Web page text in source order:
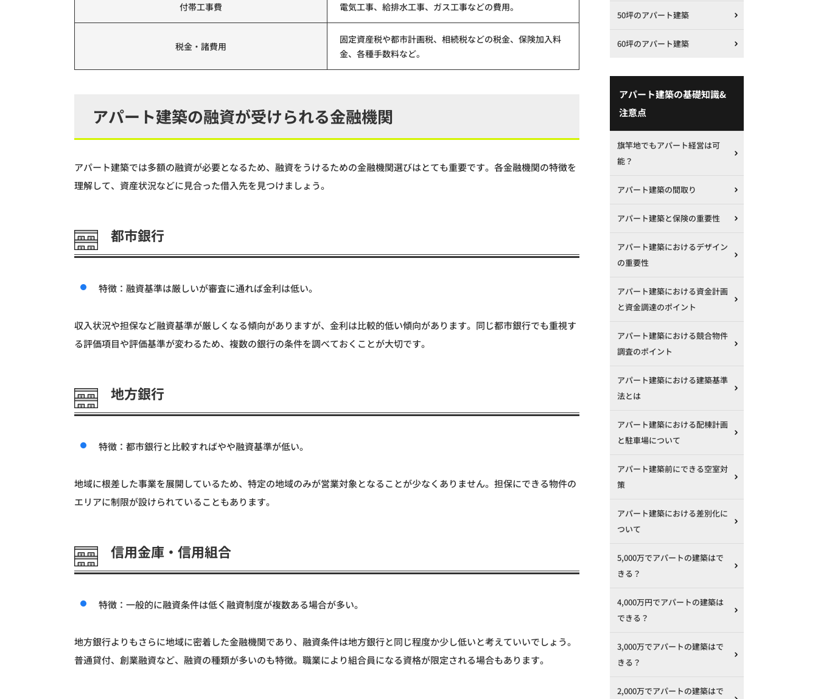
付帯工事費 電気工事、給排水工事、ガス工事などの費用。
税金・諸費用
固定資産税や都市計画税、相続税などの税金、保険加入料
金、各種手数料など。
アパート建築の融資が受けられる金融機関
アパート建築では多額の融資が必要となるため、融資をうけるための金融機関選びはとても重要です。各金融機関の特徴を
理解して、資産状況などに見合った借入先を見つけましょう。
都市銀行
特徴：融資基準は厳しいが審査に通れば金利は低い。
収入状況や担保など融資基準が厳しくなる傾向がありますが、金利は比較的低い傾向があります。同じ都市銀行でも重視す
る評価項目や評価基準が変わるため、複数の銀行の条件を調べておくことが大切です。
地方銀行
特徴：都市銀行と比較すればやや融資基準が低い。
地域に根差した事業を展開しているため、特定の地域のみが営業対象となることが少なくありません。担保にできる物件の
エリアに制限が設けられていることもあります。
信用金庫・信用組合
特徴：一般的に融資条件は低く融資制度が複数ある場合が多い。
地方銀行よりもさらに地域に密着した金融機関であり、融資条件は地方銀行と同じ程度か少し低いと考えていいでしょう。
普通貸付、創業融資など、融資の種類が多いのも特徴。職業により組合員になる資格が限定される場合もあります。
50坪のアパート建築
60坪のアパート建築
アパート建築の基礎知識&
注意点
旗竿地でもアパート経営は可
能？
アパート建築の間取り
アパート建築と保険の重要性
アパート建築におけるデザイン
の重要性
アパート建築における資金計画
と資金調達のポイント
アパート建築における競合物件
調査のポイント
アパート建築における建築基準
法とは
アパート建築における配棟計画
と駐車場について
アパート建築前にできる空室対
策
アパート建築における差別化に
ついて
5,000万でアパートの建築はで
きる？
4,000万円でアパートの建築は
できる？
3,000万でアパートの建築はで
きる？
2,000万でアパートの建築はで